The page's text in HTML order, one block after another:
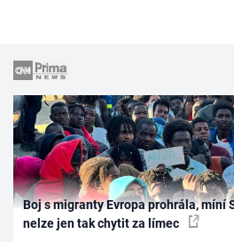
Boj s migranty Evropa prohrála, míní
nelze jen tak chytit za límec